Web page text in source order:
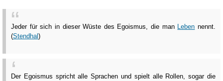
Jeder für sich in dieser Wüste des Egoismus, die man Leben nennt.
(Stendhal )
Der Egoismus spricht alle Sprachen und spielt alle Rollen, sogar die